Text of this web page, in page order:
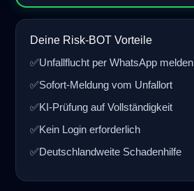
Deine Risk-BOT Vorteile
✅Unfallflucht per WhatsApp melden
✅Sofort-Meldung vom Unfallort
✅KI-Prüfung auf Vollständigkeit
✅Kein Login erforderlich
✅Deutschlandweite Schadenhilfe